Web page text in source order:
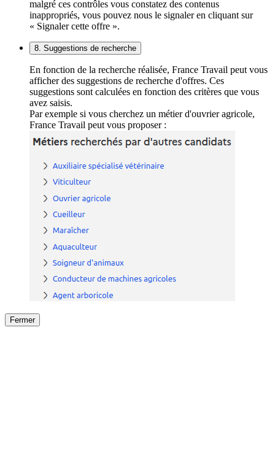
malgré ces contrôles vous constatez des contenus
inappropriés, vous pouvez nous le signaler en cliquant sur
« Signaler cette offre ».
8. Suggestions de recherche
En fonction de la recherche réalisée, France Travail peut vous
afficher des suggestions de recherche d'offres. Ces
suggestions sont calculées en fonction des critères que vous
avez saisis.
Par exemple si vous cherchez un métier d'ouvrier agricole,
France Travail peut vous proposer :
Fermer